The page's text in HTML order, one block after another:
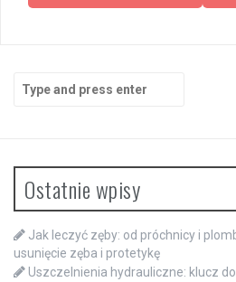
Search
for:
Ostatnie wpisy
Jak leczyć zęby: od próchnicy i
usunięcie zęba i protetykę
Uszczelnienia hydrauliczne: klucz